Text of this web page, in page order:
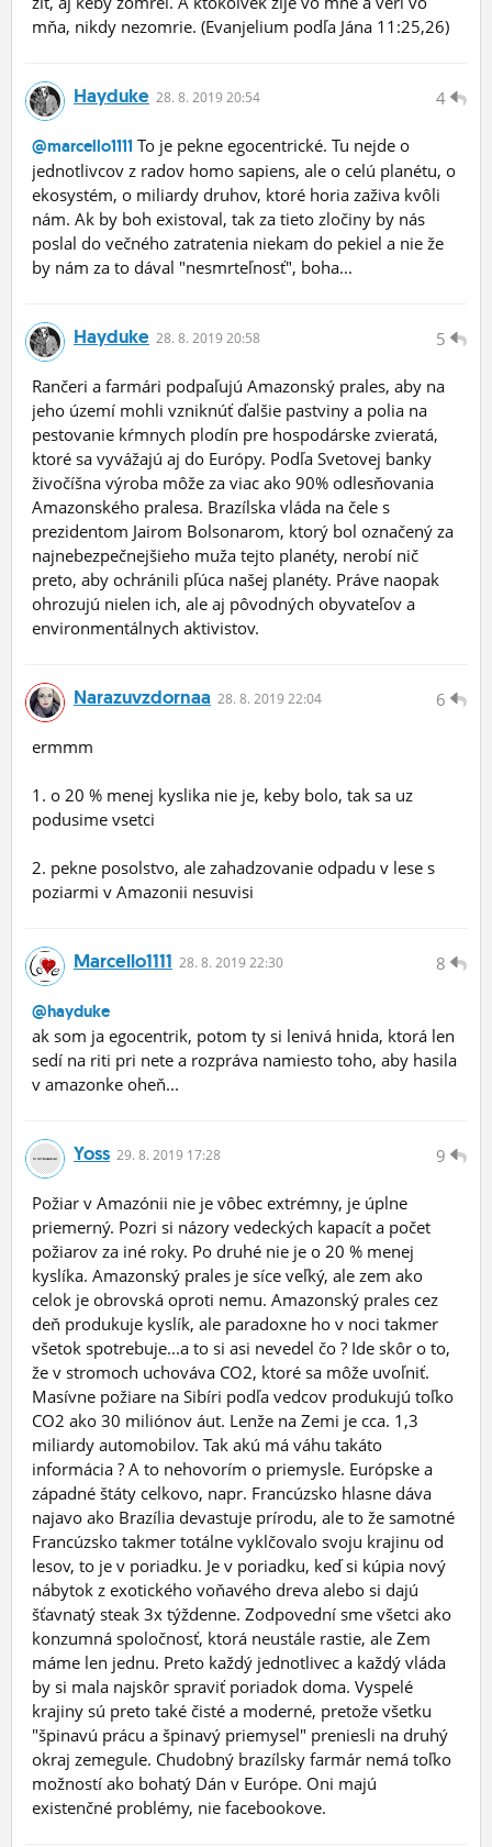
mňa, nikdy nezomrie. (Evanjelium podľa Jána 11:25,26)
4
Hayduke 28. 8. 2019 20:54
@marcello1111 To je pekne egocentrické. Tu nejde o
jednotlivcov z radov homo sapiens, ale o celú planétu, o
ekosystém, o miliardy druhov, ktoré horia zaživa kvôli
nám. Ak by boh existoval, tak za tieto zločiny by nás
poslal do večného zatratenia niekam do pekiel a nie že
by nám za to dával "nesmrteľnosť", boha...
5
Hayduke 28. 8. 2019 20:58
Rančeri a farmári podpaľujú Amazonský prales, aby na
jeho území mohli vzniknúť ďalšie pastviny a polia na
pestovanie kŕmnych plodín pre hospodárske zvieratá,
ktoré sa vyvážajú aj do Európy. Podľa Svetovej banky
živočíšna výroba môže za viac ako 90% odlesňovania
Amazonského pralesa. Brazílska vláda na čele s
prezidentom Jairom Bolsonarom, ktorý bol označený za
najnebezpečnejšieho muža tejto planéty, nerobí nič
preto, aby ochránili pľúca našej planéty. Práve naopak
ohrozujú nielen ich, ale aj pôvodných obyvateľov a
environmentálnych aktivistov.
6
Narazuvzdornaa 28. 8. 2019 22:04
ermmm
1. o 20 % menej kyslika nie je, keby bolo, tak sa uz
podusime vsetci
2. pekne posolstvo, ale zahadzovanie odpadu v lese s
poziarmi v Amazonii nesuvisi
8
Marcello1111 28. 8. 2019 22:30
@hayduke
ak som ja egocentrik, potom ty si lenivá hnida, ktorá len
sedí na riti pri nete a rozpráva namiesto toho, aby hasila
v amazonke oheň...
9
Yoss 29. 8. 2019 17:28
Požiar v Amazónii nie je vôbec extrémny, je úplne
priemerný. Pozri si názory vedeckých kapacít a počet
požiarov za iné roky. Po druhé nie je o 20 % menej
kyslíka. Amazonský prales je síce veľký, ale zem ako
celok je obrovská oproti nemu. Amazonský prales cez
deň produkuje kyslík, ale paradoxne ho v noci takmer
všetok spotrebuje...a to si asi nevedel čo ? Ide skôr o to,
že v stromoch uchováva CO2, ktoré sa môže uvoľniť.
Masívne požiare na Sibíri podľa vedcov produkujú toľko
CO2 ako 30 miliónov áut. Lenže na Zemi je cca. 1,3
miliardy automobilov. Tak akú má váhu takáto
informácia ? A to nehovorím o priemysle. Európske a
západné štáty celkovo, napr. Francúzsko hlasne dáva
najavo ako Brazília devastuje prírodu, ale to že samotné
Francúzsko takmer totálne vyklčovalo svoju krajinu od
lesov, to je v poriadku. Je v poriadku, keď si kúpia nový
nábytok z exotického voňavého dreva alebo si dajú
šťavnatý steak 3x týždenne. Zodpovední sme všetci ako
konzumná spoločnosť, ktorá neustále rastie, ale Zem
máme len jednu. Preto každý jednotlivec a každý vláda
by si mala najskôr spraviť poriadok doma. Vyspelé
krajiny sú preto také čisté a moderné, pretože všetku
"špinavú prácu a špinavý priemysel" preniesli na druhý
okraj zemegule. Chudobný brazílsky farmár nemá toľko
možností ako bohatý Dán v Európe. Oni majú
existenčné problémy, nie facebookove.